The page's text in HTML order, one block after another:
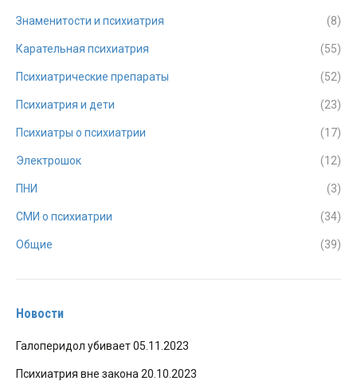
Знаменитости и психиатрия (8)
Карательная психиатрия (55)
Психиатрические препараты (52)
Психиатрия и дети (23)
Психиатры о психиатрии (17)
Электрошок (12)
ПНИ (3)
СМИ о психиатрии (34)
Общие (39)
Новости
Галоперидол убивает05.11.2023
Психиатрия вне закона 20.10.2023